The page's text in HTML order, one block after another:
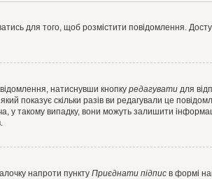
для того, щоб розмістити повідомлення.
натиснувши кнопку редагувати для
показує скільки разів ви редагували це
у такому випадку, вони можуть залишити
напроти пункту Приєднати підпис в формі